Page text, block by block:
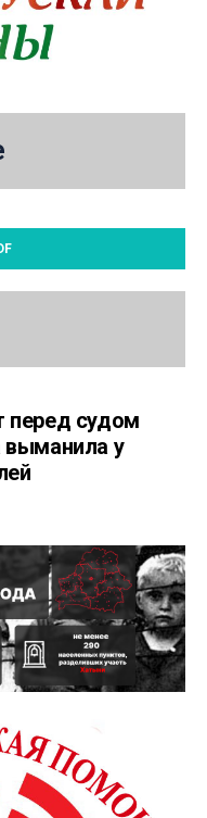
перед судом
выманила у